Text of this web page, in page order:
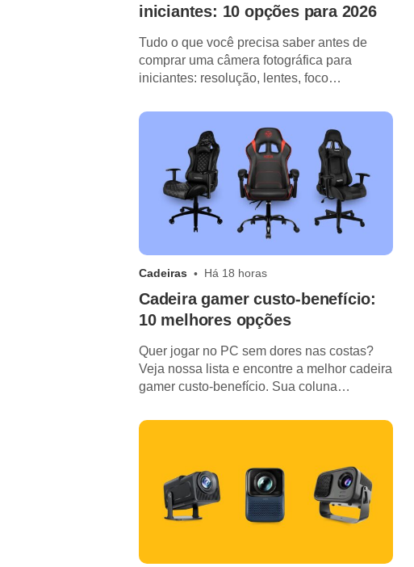
iniciantes: 10 opções para 2026
Tudo o que você precisa saber antes de
comprar uma câmera fotográfica para
iniciantes: resolução, lentes, foco
Cadeiras Há 18 horas
Cadeira gamer custo-benefício:
10 melhores opções
Quer jogar no PC sem dores nas costas?
Veja nossa lista e encontre a melhor cadeira
gamer custo-benefício. Sua coluna